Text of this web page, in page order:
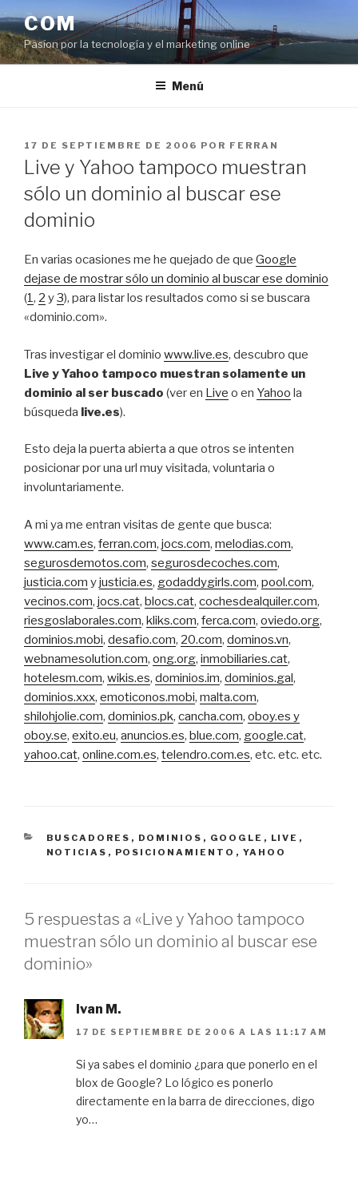
al
contenido
COM
Pasíon por la tecnología y el marketing online
Menú
PUBLICADO
EL
17 DE SEPTIEMBRE DE 2006 POR FERRAN
Live y Yahoo tampoco muestran
sólo un dominio al buscar ese
dominio
En varias ocasiones me he quejado de que Google
dejase de mostrar sólo un dominio al buscar ese dominio
(1, 2 y3), para listar los resultados como si se buscara
«dominio.com».
Tras investigar el dominio www.live.es, descubro que
Live y Yahoo tampoco muestran solamente un
dominio al ser buscado (ver en Live o en Yahoo la
búsqueda live.es).
Esto deja la puerta abierta a que otros se intenten
posicionar por una url muy visitada, voluntaria o
involuntariamente.
A mi ya me entran visitas de gente que busca:
www.cam.es, ferran.com, jocs.com, melodias.com,
segurosdemotos.com, segurosdecoches.com,
justicia.com yjusticia.es, godaddygirls.com, pool.com,
vecinos.com, jocs.cat, blocs.cat, cochesdealquiler.com,
riesgoslaborales.com, kliks.com, ferca.com, oviedo.org,
dominios.mobi, desafio.com, 20.com, dominos.vn,
webnamesolution.com, ong.org, inmobiliaries.cat,
hotelesm.com, wikis.es, dominios.im, dominios.gal,
dominios.xxx, emoticonos.mobi, malta.com,
shilohjolie.com, dominios.pk, cancha.com, oboy.es y
oboy.se, exito.eu, anuncios.es, blue.com, google.cat,
yahoo.cat, online.com.es, telendro.com.es, etc. etc. etc.
CATEGORÍAS
BUSCADORES , DOMINIOS , GOOGLE , LIVE ,
NOTICIAS , POSICIONAMIENTO , YAHOO
5 respuestas a «Live y Yahoo tampoco
muestran sólo un dominio al buscar ese
dominio»
Ivan M.
17 DE SEPTIEMBRE DE 2006 A LAS 11:17 AM
Si ya sabes el dominio ¿para que ponerlo en el
blox de Google? Lo lógico es ponerlo
directamente en la barra de direcciones, digo
yo…